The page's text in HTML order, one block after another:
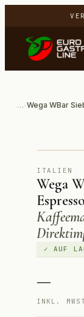
…›
ITALIEN
Wega
✓ AUF
—
INKL.